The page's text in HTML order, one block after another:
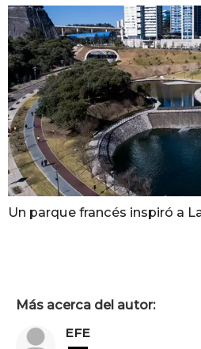
Un parque francés inspiró a
Más acerca del autor:
EFE